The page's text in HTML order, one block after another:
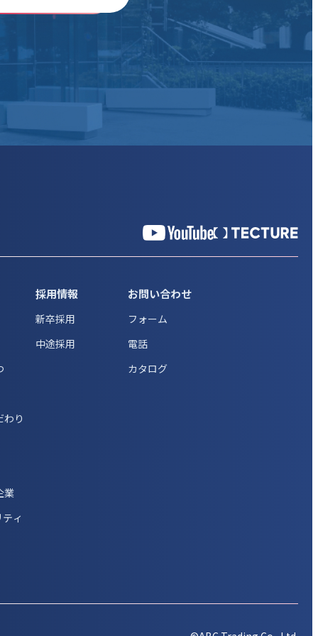
わり
業
ィ
採用情報
新卒採用
中途採用
お問い合わせ
フォーム
電話
カタログ